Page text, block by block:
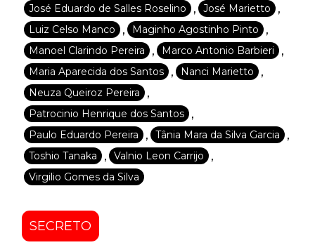
José Eduardo de Salles Roselino , José Marietto ,
Luiz Celso Manco , Maginho Agostinho Pinto ,
Manoel Clarindo Pereira , Marco Antonio Barbieri ,
Maria Aparecida dos Santos , Nanci Marietto ,
Neuza Queiroz Pereira ,
Patrocinio Henrique dos Santos ,
Paulo Eduardo Pereira , Tânia Mara da Silva Garcia ,
Toshio Tanaka , Valnio Leon Carrijo ,
Virgilio Gomes da Silva
SECRETO